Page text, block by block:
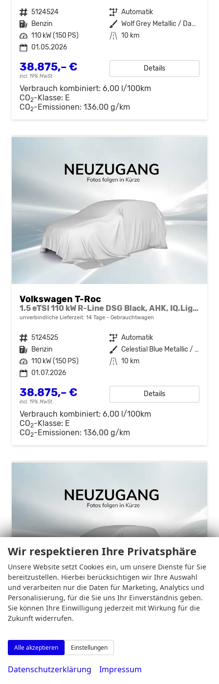
Fahrzeugnr. 5124524 Getriebe Automatik
Kraftstoff Benzin Außenfarbe
Wolf Grey Metallic / Dach schwarz
Leistung 110 kW (150 PS) Kilometerstand 10 km
01.05.2026
38.875,– €
incl. 19% MwSt.
Details
Verbrauch kombiniert: 6,00 l/100km
CO2-Klasse: E
CO2-Emissionen: 136,00 g/km
Volkswagen T-Roc
1.5 eTSI 110 kW R-Line DSG Black, AHK, IQ.Light, Kamera, el. Klappe, Winter, 19-Zoll
unverbindliche Lieferzeit: 14 Tage Gebrauchtwagen
Fahrzeugnr. 5124525 Getriebe Automatik
Kraftstoff Benzin Außenfarbe
Celestial Blue Metallic / Dach schwarz
Leistung 110 kW (150 PS) Kilometerstand 10 km
01.07.2026
38.875,– €
incl. 19% MwSt.
Details
Verbrauch kombiniert: 6,00 l/100km
CO2-Klasse: E
CO2-Emissionen: 136,00 g/km
unverbindliche Lieferzeit: Gebrauchtwagen
Kraftstoff Benzin Außenfarbe
Wir respektieren Ihre Privatsphäre
Unsere Website setzt Cookies ein, um unsere Dienste für Sie
bereitzustellen. Hierbei berücksichtigen wir Ihre Auswahl
und verarbeiten nur die Daten für Marketing, Analytics und
Personalisierung, für die Sie uns Ihr Einverständnis geben.
Sie können Ihre Einwilligung jederzeit mit Wirkung für die
Zukunft widerrufen.
Alle akzeptieren Einstellungen
Datenschutzerklärung Impressum